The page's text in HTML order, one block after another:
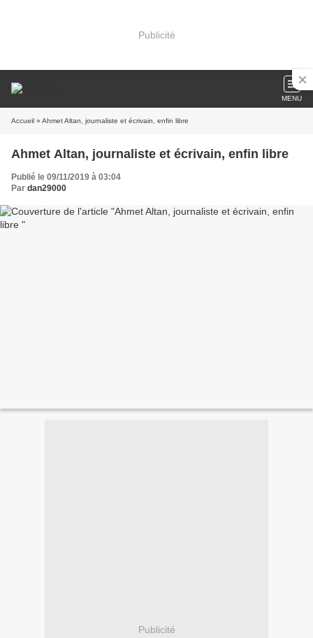
Publicité
MENU
Accueil » Ahmet Altan, journaliste et écrivain, enfin libre
Ahmet Altan, journaliste et écrivain, enfin libre
Publié le 09/11/2019 à 03:04
Par dan29000
Publicité